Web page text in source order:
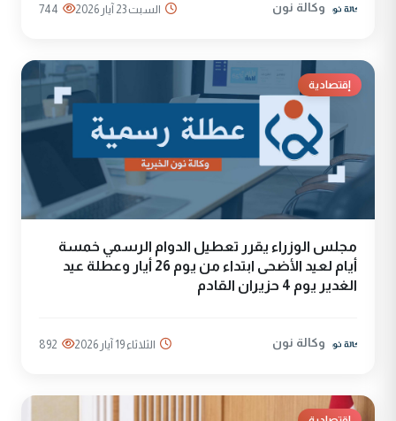
وكالة نون السبت 23 آيار 2026 744
إقتصادية
مجلس الوزراء يقرر تعطيل الدوام الرسمي خمسة
أيام لعيد الأضحى ابتداء من يوم 26 أيار وعطلة عيد
الغدير يوم 4 حزيران القادم
وكالة نون الثلاثاء 19 آيار 2026 892